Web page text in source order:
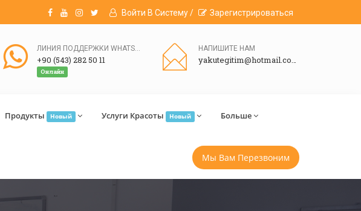
Войти В Систему / Зарегистрироваться
ЛИНИЯ ПОДДЕРЖКИ WHATSAPP
+90 (543) 282 50 11
Онлайн
НАПИШИТЕ НАМ
yakutegitim@hotmail.com
Продукты Новый Услуги Красоты Новый Больше
Мы Вам Перезвоним